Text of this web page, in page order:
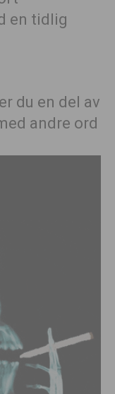
en tidlig
du en del av
andre ord